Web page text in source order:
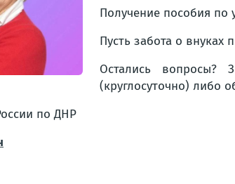
Получение пособия по
Пусть забота о внуках
Остались вопросы?
(круглосуточно) либо
по ДНР